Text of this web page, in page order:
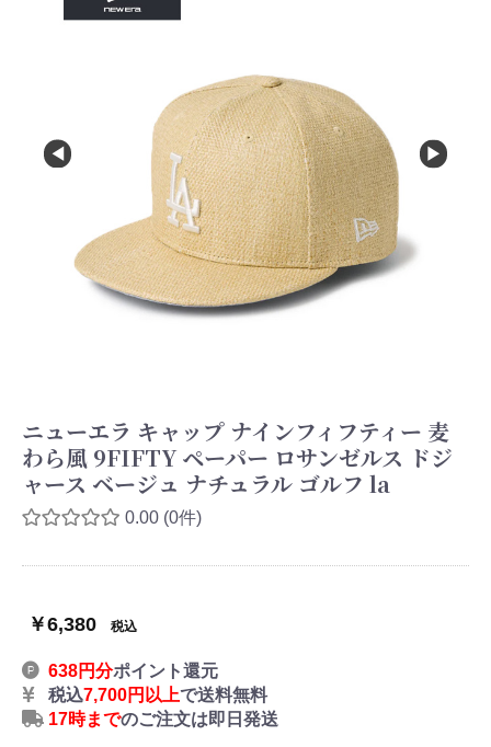
ニューエラ キャップ ナインフィフティー 麦
わら風 9FIFTY ペーパー ロサンゼルス ドジ
ャース ベージュ ナチュラル ゴルフ la
0.00 (0件)
￥6,380 税込
638円分ポイント還元
税込7,700円以上で送料無料
17時までのご注文は即日発送